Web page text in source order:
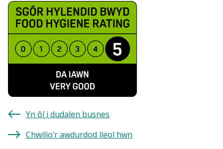
Yn ôl i dudalen busnes
Chwilio’r awdurdod lleol hwn